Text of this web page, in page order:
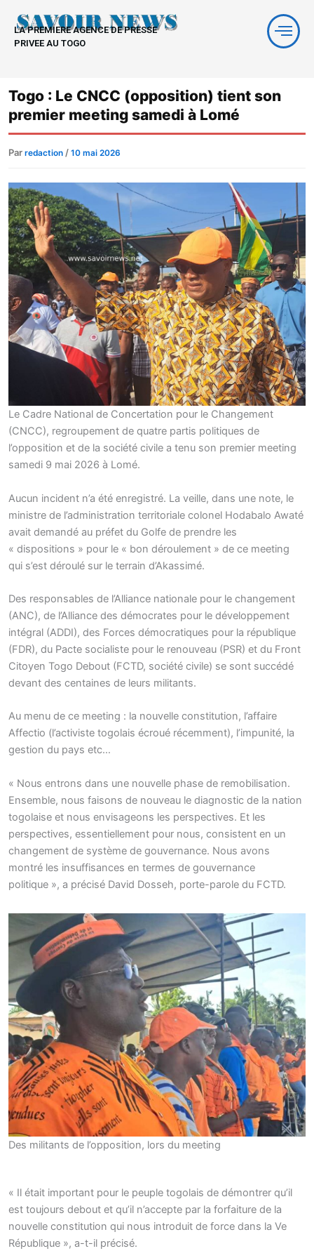
contenu
LA PREMIERE AGENCE DE PRESSE
PRIVEE AU TOGO
Togo : Le CNCC (opposition) tient son
premier meeting samedi à Lomé
Par redaction / 10 mai 2026
Le Cadre National de Concertation pour le Changement
(CNCC), regroupement de quatre partis politiques de
l’opposition et de la société civile a tenu son premier meeting
samedi 9 mai 2026 à Lomé.
Aucun incident n’a été enregistré. La veille, dans une note, le
ministre de l’administration territoriale colonel Hodabalo Awaté
avait demandé au préfet du Golfe de prendre les
« dispositions » pour le « bon déroulement » de ce meeting
qui s’est déroulé sur le terrain d’Akassimé.
Des responsables de l’Alliance nationale pour le changement
(ANC), de l’Alliance des démocrates pour le développement
intégral (ADDI), des Forces démocratiques pour la république
(FDR), du Pacte socialiste pour le renouveau (PSR) et du Front
Citoyen Togo Debout (FCTD, société civile) se sont succédé
devant des centaines de leurs militants.
Au menu de ce meeting : la nouvelle constitution, l’affaire
Affectio (l’activiste togolais écroué récemment), l’impunité, la
gestion du pays etc…
« Nous entrons dans une nouvelle phase de remobilisation.
Ensemble, nous faisons de nouveau le diagnostic de la nation
togolaise et nous envisageons les perspectives. Et les
perspectives, essentiellement pour nous, consistent en un
changement de système de gouvernance. Nous avons
montré les insuffisances en termes de gouvernance
politique », a précisé David Dosseh, porte-parole du FCTD.
Des militants de l’opposition, lors du meeting
« Il était important pour le peuple togolais de démontrer qu’il
est toujours debout et qu’il n’accepte par la forfaiture de la
nouvelle constitution qui nous introduit de force dans la Ve
République », a-t-il précisé.